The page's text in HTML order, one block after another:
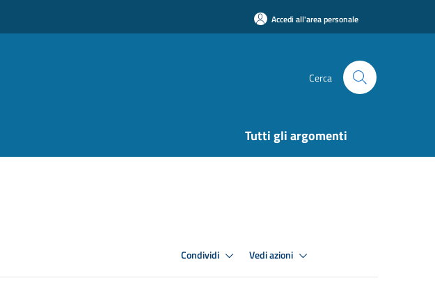
Accedi all'area personale
Cerca
Tutti gli argomenti
Condividi Vedi azioni